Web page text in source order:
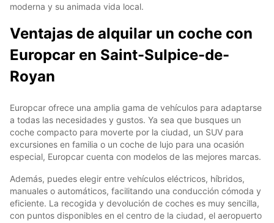
moderna y su animada vida local.
Ventajas de alquilar un coche con
Europcar en Saint-Sulpice-de-
Royan
Europcar ofrece una amplia gama de vehículos para adaptarse
a todas las necesidades y gustos. Ya sea que busques un
coche compacto para moverte por la ciudad, un SUV para
excursiones en familia o un coche de lujo para una ocasión
especial, Europcar cuenta con modelos de las mejores marcas.
Además, puedes elegir entre vehículos eléctricos, híbridos,
manuales o automáticos, facilitando una conducción cómoda y
eficiente. La recogida y devolución de coches es muy sencilla,
con puntos disponibles en el centro de la ciudad, el aeropuerto